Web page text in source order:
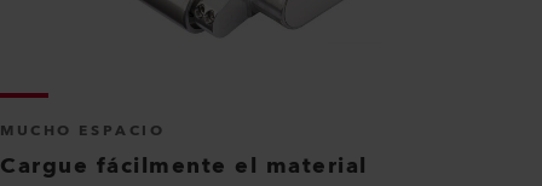
MUCHO ESPACIO
Cargue fácilmente el material